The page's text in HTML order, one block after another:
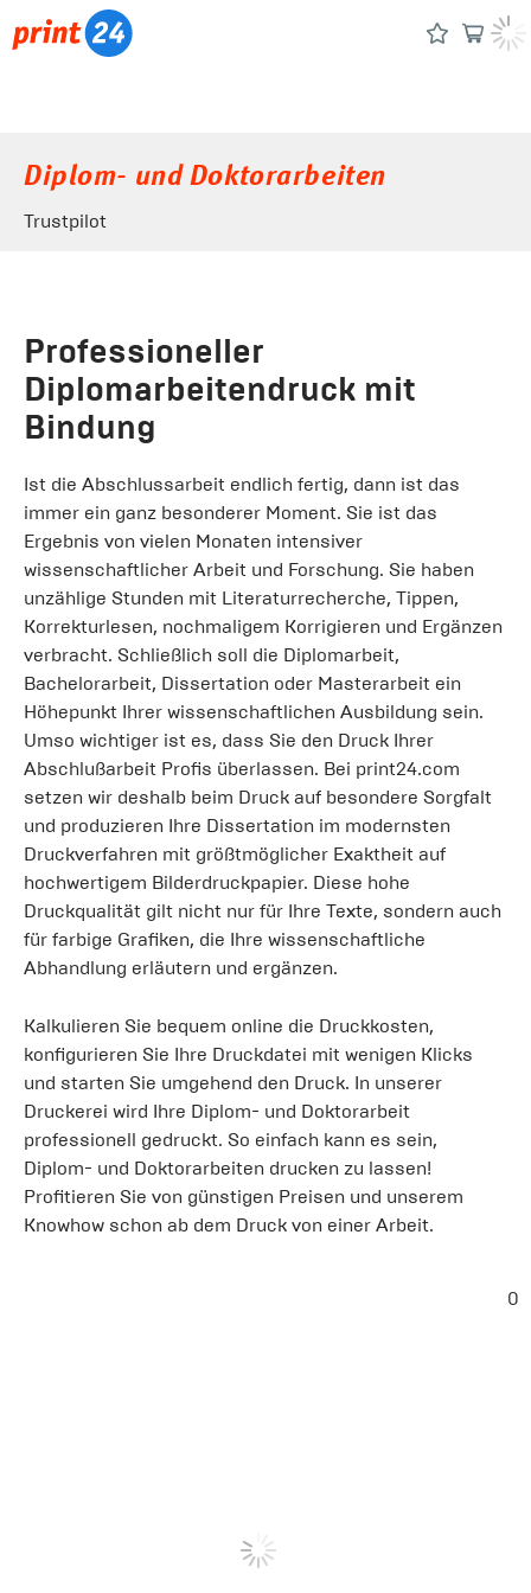
Diplom- und Doktorarbeiten
Trustpilot
Professioneller
Diplomarbeitendruck mit
Bindung
Ist die Abschlussarbeit endlich fertig, dann ist das
immer ein ganz besonderer Moment. Sie ist das
Ergebnis von vielen Monaten intensiver
wissenschaftlicher Arbeit und Forschung. Sie haben
unzählige Stunden mit Literaturrecherche, Tippen,
Korrekturlesen, nochmaligem Korrigieren und Ergänzen
verbracht. Schließlich soll die Diplomarbeit,
Bachelorarbeit, Dissertation oder Masterarbeit ein
Höhepunkt Ihrer wissenschaftlichen Ausbildung sein.
Umso wichtiger ist es, dass Sie den Druck Ihrer
Abschlußarbeit Profis überlassen. Bei print24.com
setzen wir deshalb beim Druck auf besondere Sorgfalt
und produzieren Ihre Dissertation im modernsten
Druckverfahren mit größtmöglicher Exaktheit auf
hochwertigem Bilderdruckpapier. Diese hohe
Druckqualität gilt nicht nur für Ihre Texte, sondern auch
für farbige Grafiken, die Ihre wissenschaftliche
Abhandlung erläutern und ergänzen.
Kalkulieren Sie bequem online die Druckkosten,
konfigurieren Sie Ihre Druckdatei mit wenigen Klicks
und starten Sie umgehend den Druck. In unserer
Druckerei wird Ihre Diplom- und Doktorarbeit
professionell gedruckt. So einfach kann es sein,
Diplom- und Doktorarbeiten drucken zu lassen!
Profitieren Sie von günstigen Preisen und unserem
Knowhow schon ab dem Druck von einer Arbeit.
0